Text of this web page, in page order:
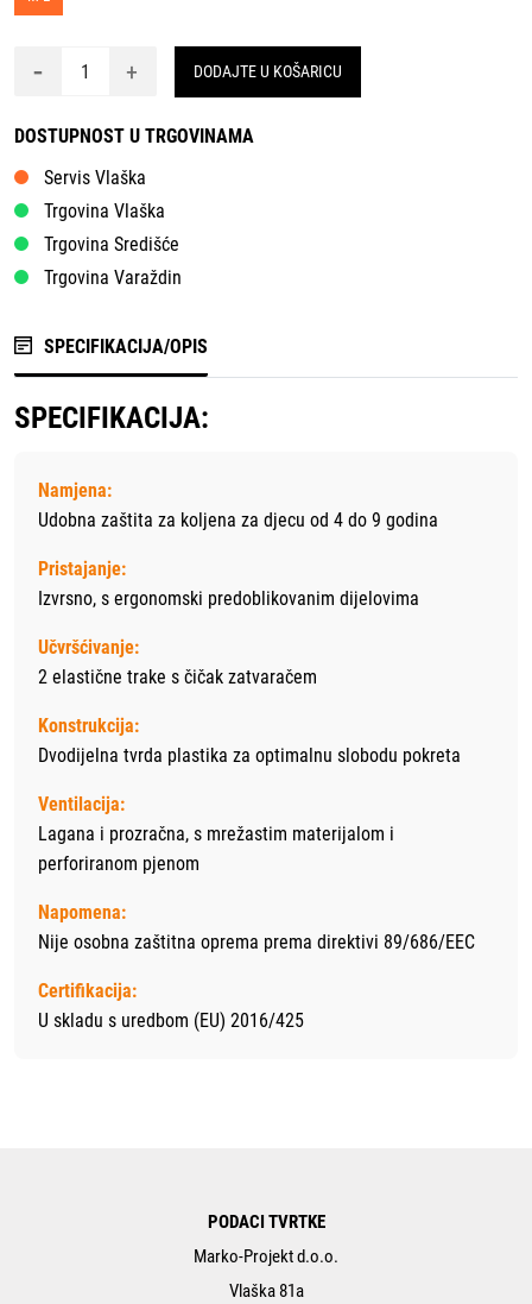
- + DODAJTE U KOŠARICU
DOSTUPNOST U TRGOVINAMA
Servis Vlaška
Trgovina Vlaška
Trgovina Središće
Trgovina Varaždin
SPECIFIKACIJA/OPIS
SPECIFIKACIJA:
Namjena:
Udobna zaštita za koljena za djecu od 4 do 9 godina
Pristajanje:
Izvrsno, s ergonomski predoblikovanim dijelovima
Učvršćivanje:
2 elastične trake s čičak zatvaračem
Konstrukcija:
Dvodijelna tvrda plastika za optimalnu slobodu pokreta
Ventilacija:
Lagana i prozračna, s mrežastim materijalom i
perforiranom pjenom
Napomena:
Nije osobna zaštitna oprema prema direktivi 89/686/EEC
Certifikacija:
U skladu s uredbom (EU) 2016/425
PODACI TVRTKE
Marko-Projekt d.o.o.
Vlaška 81a